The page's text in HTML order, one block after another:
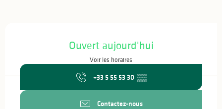
Ouvert aujourd'hui
Voir les horaires
+33 5 55 53 30 ▒▒
Contactez-nous